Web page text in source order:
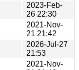
2023-Feb-
26 22:30
2021-Nov-
21 21:42
2026-Jul-27
21:53
2021-Nov-